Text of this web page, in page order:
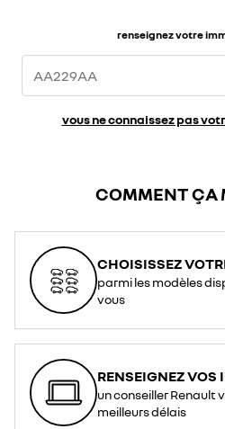
renseignez votre
vous ne connaissez pas
COMMENT ÇA
CHOISISSEZ
parmi les modèles
vous
RENSEIGNEZ
un conseiller Renault
meilleurs délais